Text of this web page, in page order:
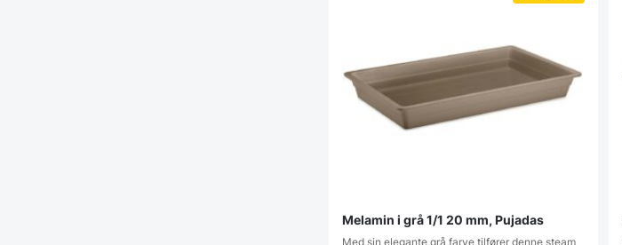
Melamin i grå 1/1 20 mm, Pujadas
Med sin elegante grå farve tilfører denne steam